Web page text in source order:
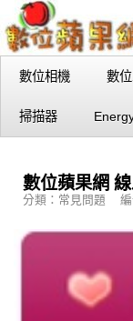
數位相機 數
掃描器
數位蘋果網
分類：常見問題